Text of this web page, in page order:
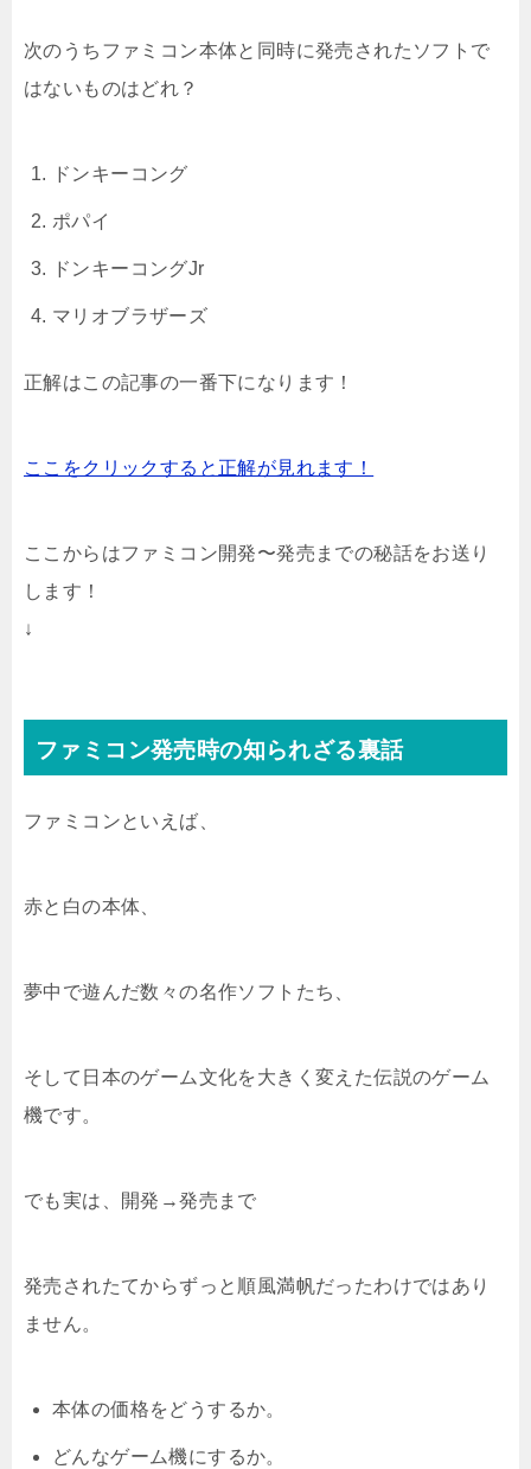
次のうちファミコン本体と同時に発売されたソフトで
はないものはどれ？
ドンキーコング
ポパイ
ドンキーコングJr
マリオブラザーズ
正解はこの記事の一番下になります！
ここをクリックすると正解が見れます！
ここからはファミコン開発〜発売までの秘話をお送り
します！
↓
ファミコン発売時の知られざる裏話
ファミコンといえば、
赤と白の本体、
夢中で遊んだ数々の名作ソフトたち、
そして日本のゲーム文化を大きく変えた伝説のゲーム
機です。
でも実は、開発→発売まで
発売されたてからずっと順風満帆だったわけではあり
ません。
本体の価格をどうするか。
どんなゲーム機にするか。